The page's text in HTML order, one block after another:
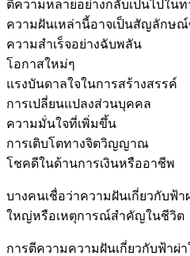
ตีความหลายอย่างกลับเป็นไปใน
ความฝันเหล่านี้อาจเป็นสัญลักษณ์
ความสำเร็จอย่างฉับพลัน
โอกาสใหม่ๆ
แรงบันดาลใจในการสร้างสรรค์
การเปลี่ยนแปลงส่วนบุคคล
ความมั่นใจที่เพิ่มขึ้น
การเติบโตทางจิตวิญญาณ
โชคดีในด้านการเงินหรืออาชีพ
บางคนเชื่อว่าความฝันเกี่ยวกับฟ้
ใหญ่หรือเหตุการณ์สำคัญในชีวิต
การตีความความฝันเกี่ยวกับฟ้าผ่